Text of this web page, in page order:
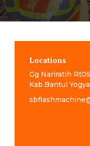
Locations
Gg Nariratih
Kab.Bantul